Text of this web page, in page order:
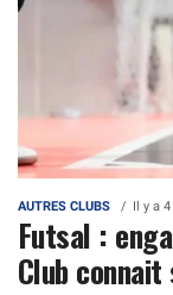
AUTRES CLUBS Il y a
Futsal :
Club